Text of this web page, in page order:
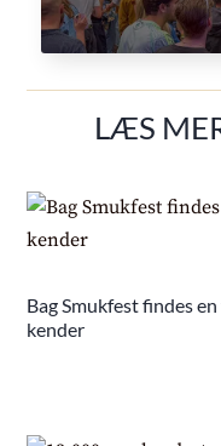
LÆS
Bag Smukfest findes
kender